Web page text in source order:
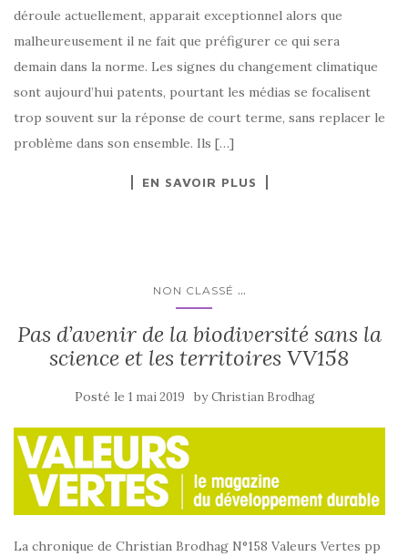
déroule actuellement, apparait exceptionnel alors que
malheureusement il ne fait que préfigurer ce qui sera
demain dans la norme. Les signes du changement climatique
sont aujourd’hui patents, pourtant les médias se focalisent
trop souvent sur la réponse de court terme, sans replacer le
problème dans son ensemble. Ils […]
EN SAVOIR PLUS
NON CLASSÉ ...
Pas d’avenir de la biodiversité sans la
science et les territoires VV158
Posté le 1 mai 2019 byChristian Brodhag
La chronique de Christian Brodhag N°158 Valeurs Vertes pp